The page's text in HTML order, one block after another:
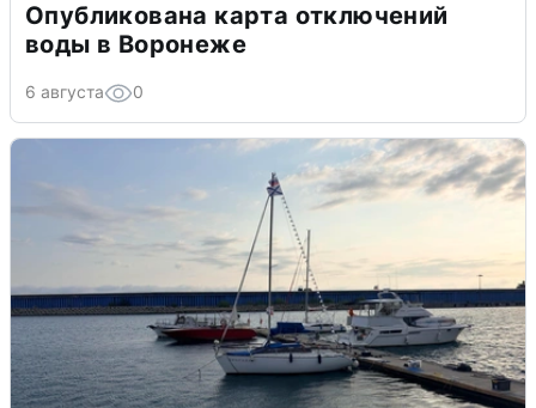
Опубликована карта отключений
воды в Воронеже
6 августа 0